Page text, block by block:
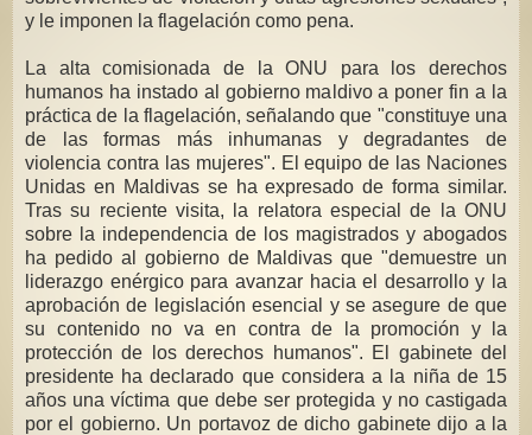
y le imponen la flagelación como pena.
La alta comisionada de la ONU para los derechos
humanos ha instado al gobierno maldivo a poner fin a la
práctica de la flagelación, señalando que "constituye una
de las formas más inhumanas y degradantes de
violencia contra las mujeres". El equipo de las Naciones
Unidas en Maldivas se ha expresado de forma similar.
Tras su reciente visita, la relatora especial de la ONU
sobre la independencia de los magistrados y abogados
ha pedido al gobierno de Maldivas que "demuestre un
liderazgo enérgico para avanzar hacia el desarrollo y la
aprobación de legislación esencial y se asegure de que
su contenido no va en contra de la promoción y la
protección de los derechos humanos". El gabinete del
presidente ha declarado que considera a la niña de 15
años una víctima que debe ser protegida y no castigada
por el gobierno. Un portavoz de dicho gabinete dijo a la